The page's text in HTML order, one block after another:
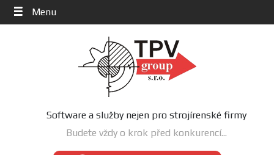
Menu
Software a služby nejen pro strojírenské firmy
Budete vždy o krok před konkurencí...